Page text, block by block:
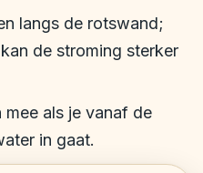
langs de rotswand;
de stroming sterker
mee als je vanaf de
in gaat.